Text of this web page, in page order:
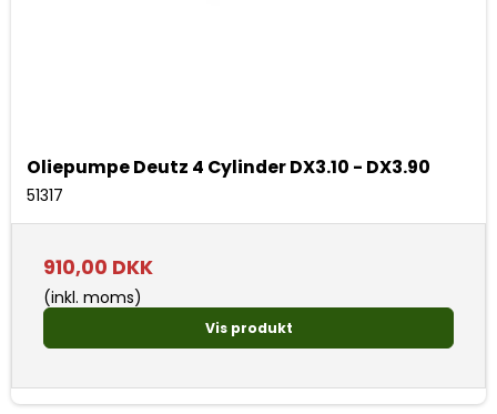
Oliepumpe Deutz 4 Cylinder DX3.10 - DX3.90
51317
910,00 DKK
(inkl. moms)
Vis produkt